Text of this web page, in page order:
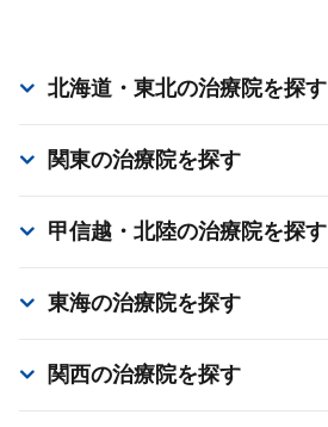
北海道・東北の治療院を探す
関東の治療院を探す
甲信越・北陸の治療院を探す
東海の治療院を探す
関西の治療院を探す